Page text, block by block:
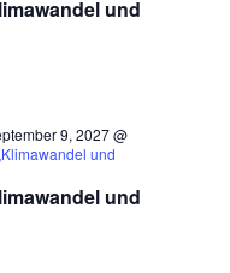
und
und
9, 2027 @
und